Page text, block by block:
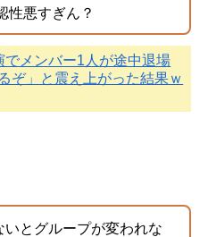
性悪すぎん？
でメンバー1人が途中退場
ぞ」と震え上がった結果ｗ
とグループが変われな